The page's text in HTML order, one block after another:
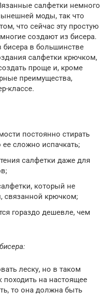
салфетки немного
моды, так что
что сейчас эту простую
создают из бисера.
бисера в большинстве
салфетки крючком,
проще и, кроме
преимущества,
классе.
постоянно стирать
ее сложно испачкать;
салфетки даже для
который не
связанной крючком;
гораздо дешевле, чем
леску, но в таком
походить на настоящее
то она должна быть